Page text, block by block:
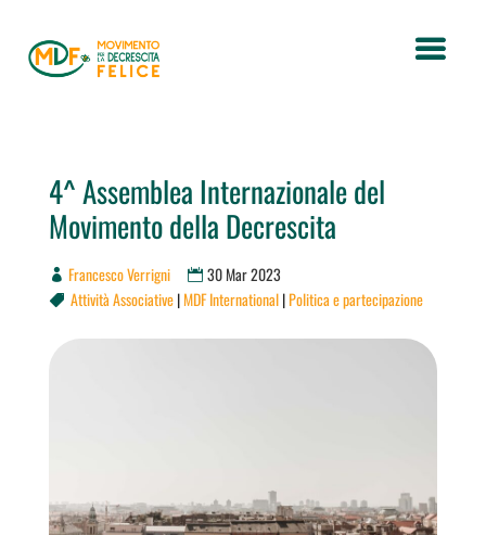
4^ Assemblea Internazionale del
Movimento della Decrescita
Francesco Verrigni 30 Mar 2023
 Attività Associative|MDF International|Politica e partecipazione